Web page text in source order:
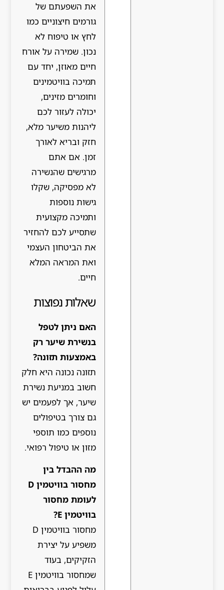
את השפעתם של
גורמים חיצוניים כמו
לחץ או טיפוח לא
נכון. שמירה על אורח
חיים מאוזן, יחד עם
תמיכה בוויטמינים
וחומרים מזינים,
יכולה לעזור לכם
ליהנות משיער מלא,
חזק ובריא לאורך
זמן. אם אתם
מרגישים שהנשירה
לא מפסיקה, שקלו
גישות נוספות
ותמיכה מקצועית
שתסייע לכם להחזיר
את הביטחון העצמי
ואת המראה המלא
שאלות נפוצות
האם ניתן לטפל
בנשירת שיער רק
באמצעות תזונה?
תזונה נכונה היא חלק
חשוב במניעת נשירת
שיער, אך לפעמים יש
גם צורך בטיפולים
נוספים כמו תוספי
מזון או טיפול רפואי.
מה ההבדל בין
מחסור בוויטמין D
לעומת מחסור
מחסור בוויטמין D
משפיע על יצירת
הזקיקים, בעוד
שמחסור בוויטמין E